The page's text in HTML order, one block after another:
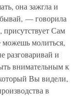
она зажгла и
— говорила
Сам
можешь молиться,
разговаривай и
внимательным к
Вы видели,
в